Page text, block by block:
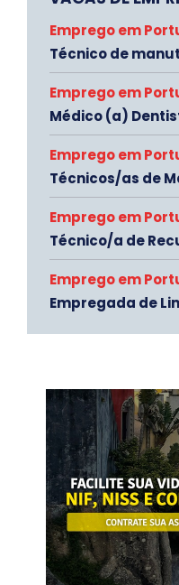
Emprego em
Técnico de
Emprego em
Médico (a)
Emprego em
Técnicos/as de
Emprego em
Técnico/a de
Emprego em
Empregada de